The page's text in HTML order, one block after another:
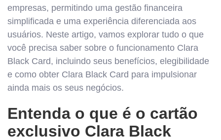
empresas, permitindo uma gestão financeira
simplificada e uma experiência diferenciada aos
usuários. Neste artigo, vamos explorar tudo o que
você precisa saber sobre o funcionamento Clara
Black Card, incluindo seus benefícios, elegibilidade
e como obter Clara Black Card para impulsionar
ainda mais os seus negócios.
Entenda o que é o cartão
exclusivo Clara Black